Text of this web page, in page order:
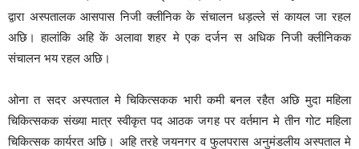
द्वारा अस्पतालक आसपास निजी क्लीनिक के संचालन धड़ल्ले सं कायल जा रहल
अछि। हालांकि अहि कें अलावा शहर मे एक दर्जन स अधिक निजी क्लीनिकक
संचालन भय रहल अछि।
ओना त सदर अस्पताल मे चिकित्सकक भारी कमी बनल रहैत अछि मुदा महिला
चिकित्सकक संख्या मात्र स्वीकृत पद आठक जगह पर वर्तमान मे तीन गोट महिला
चिकित्सक कार्यरत अछि। अहि तरहे जयनगर व फुलपरास अनुमंडलीय अस्पताल मे